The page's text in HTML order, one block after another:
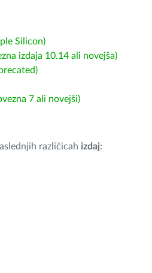
Silicon)
izdaja 10.14 ali novejša)
7 ali novejši)
različicah izdaj: